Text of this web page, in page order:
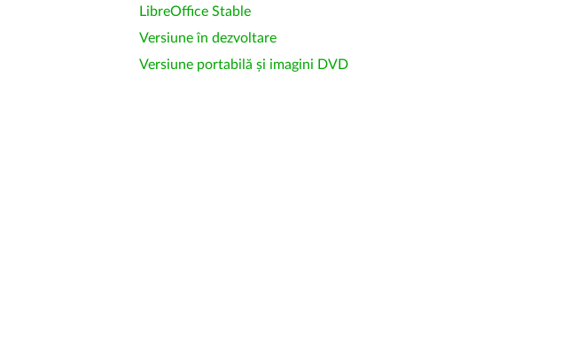
LibreOffice Stable
Versiune în dezvoltare
Versiune portabilă și imagini DVD